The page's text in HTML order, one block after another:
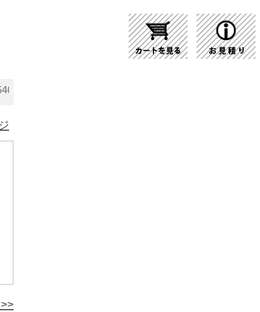
| 商品紹介 | 照明器具の通販・インテリア照明の通信